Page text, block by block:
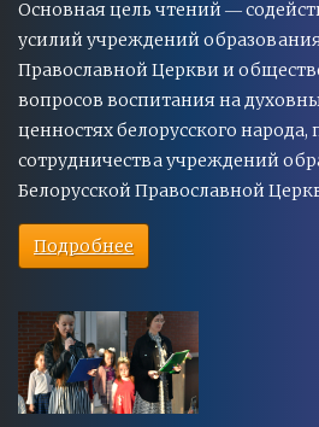
Основная цель чтений ―
усилий учреждений
Православной Церкви и
вопросов воспитания на
ценностях белорусского
сотрудничества учреждений
Белорусской Православной
Подробнее